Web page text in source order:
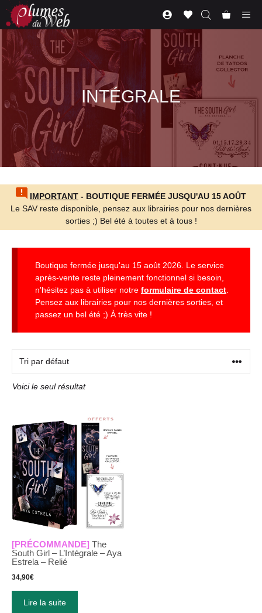
Aller
contenu
INTÉGRALE
IMPORTANT - BOUTIQUE FERMÉE JUSQU'AU 15 AOÛT
Le SAV reste disponible, pensez aux librairies pour nos dernières
sorties ;) Bel été à toutes et à tous !
Boutique fermée jusqu'au 15 août 2026. Le service
après-vente reste pleinement fonctionnel si besoin,
n'hésitez pas à utiliser notre formulaire de contact
Pensez aux librairies pour nos dernières sorties, et
passez un bel été ;) À très vite !
Voici le seul résultat
[PRÉCOMMANDE] The
South Girl – L’Intégrale – Aya
Estrela – Relié
34,90€
Lire la suite